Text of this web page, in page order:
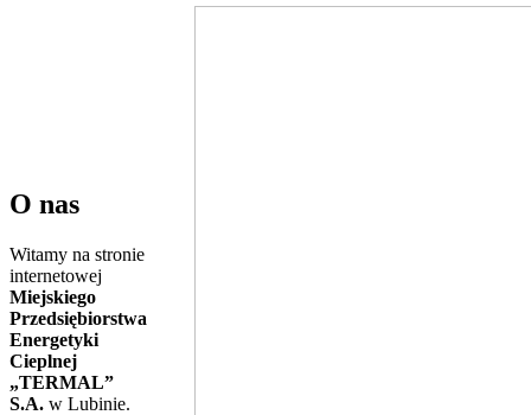
O nas
Witamy na stronie
internetowej
Miejskiego
Przedsiębiorstwa
Energetyki
Cieplnej
„TERMAL”
S.A. w Lubinie.